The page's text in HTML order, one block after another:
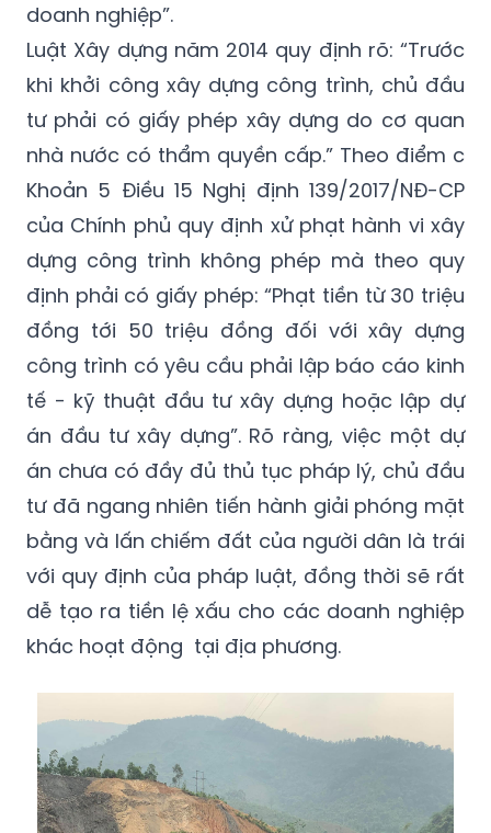
doanh nghiệp”.
Luật Xây dựng năm 2014 quy định rõ: “Trước
khi khởi công xây dựng công trình, chủ đầu
tư phải có giấy phép xây dựng do cơ quan
nhà nước có thẩm quyền cấp.” Theo điểm c
Khoản 5 Điều 15 Nghị định 139/2017/NĐ-CP
của Chính phủ quy định xử phạt hành vi xây
dựng công trình không phép mà theo quy
định phải có giấy phép: “Phạt tiền từ 30 triệu
đồng tới 50 triệu đồng đối với xây dựng
công trình có yêu cầu phải lập báo cáo kinh
tế - kỹ thuật đầu tư xây dựng hoặc lập dự
án đầu tư xây dựng”. Rõ ràng, việc một dự
án chưa có đầy đủ thủ tục pháp lý, chủ đầu
tư đã ngang nhiên tiến hành giải phóng mặt
bằng và lấn chiếm đất của người dân là trái
với quy định của pháp luật, đồng thời sẽ rất
dễ tạo ra tiền lệ xấu cho các doanh nghiệp
khác hoạt động tại địa phương.